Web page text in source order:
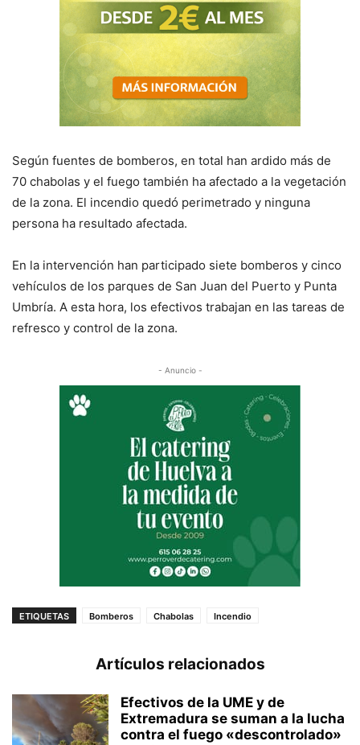
Según fuentes de bomberos, en total han ardido más de
70 chabolas y el fuego también ha afectado a la vegetación
de la zona. El incendio quedó perimetrado y ninguna
persona ha resultado afectada.
En la intervención han participado siete bomberos y cinco
vehículos de los parques de San Juan del Puerto y Punta
Umbría. A esta hora, los efectivos trabajan en las tareas de
refresco y control de la zona.
- Anuncio -
ETIQUETAS Bomberos Chabolas Incendio
Artículos relacionados
Efectivos de la UME y de
Extremadura se suman a la lucha
contra el fuego «descontrolado»